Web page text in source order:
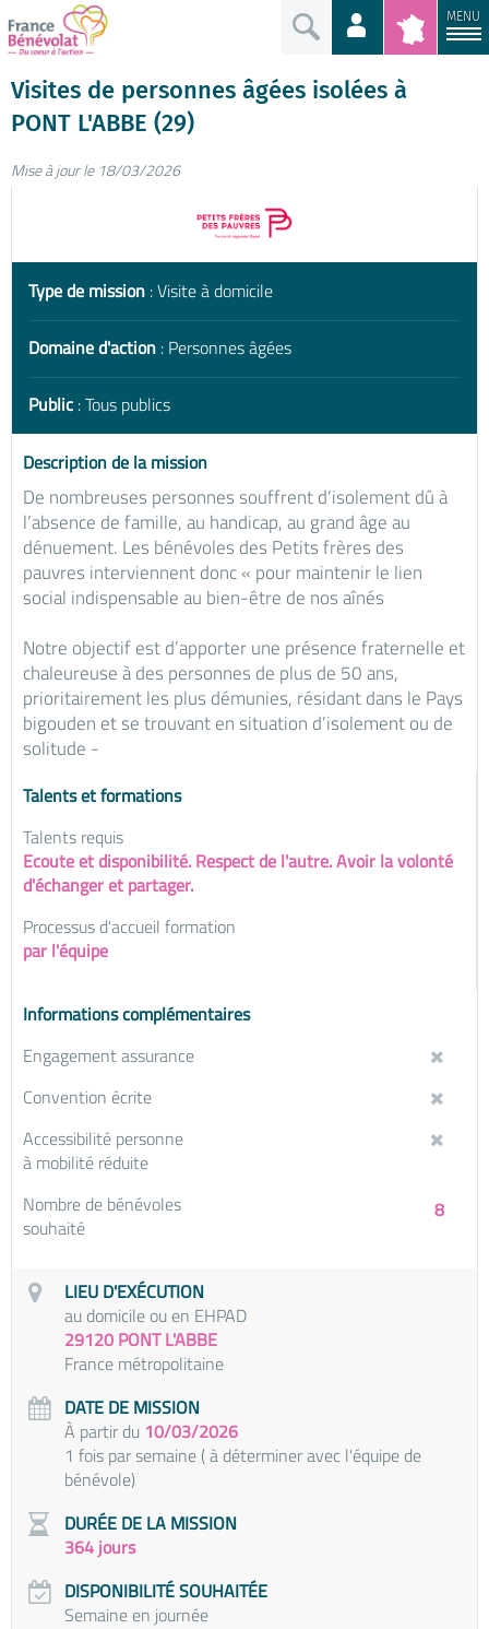
MENU
Visites de personnes âgées isolées à
PONT L'ABBE (29)
Mise à jour le 18/03/2026
Type de mission : Visite à domicile
Domaine d'action : Personnes âgées
Public : Tous publics
Description de la mission
De nombreuses personnes souffrent d’isolement dû à
l’absence de famille, au handicap, au grand âge au
dénuement. Les bénévoles des Petits frères des
pauvres interviennent donc « pour maintenir le lien
social indispensable au bien-être de nos aînés
Notre objectif est d’apporter une présence fraternelle et
chaleureuse à des personnes de plus de 50 ans,
prioritairement les plus démunies, résidant dans le Pays
bigouden et se trouvant en situation d’isolement ou de
solitude -
Talents et formations
Talents requis
Ecoute et disponibilité. Respect de l'autre. Avoir la volonté
d'échanger et partager.
Processus d'accueil formation
par l'équipe
Informations complémentaires
Engagement assurance
Convention écrite
Accessibilité personne
à mobilité réduite
8
Nombre de bénévoles
souhaité
LIEU D'EXÉCUTION
au domicile ou en EHPAD
29120 PONT L'ABBE
France métropolitaine
DATE DE MISSION
À partir du 10/03/2026
1 fois par semaine ( à déterminer avec l'équipe de
bénévole)
DURÉE DE LA MISSION
364 jours
DISPONIBILITÉ SOUHAITÉE
Semaine en journée